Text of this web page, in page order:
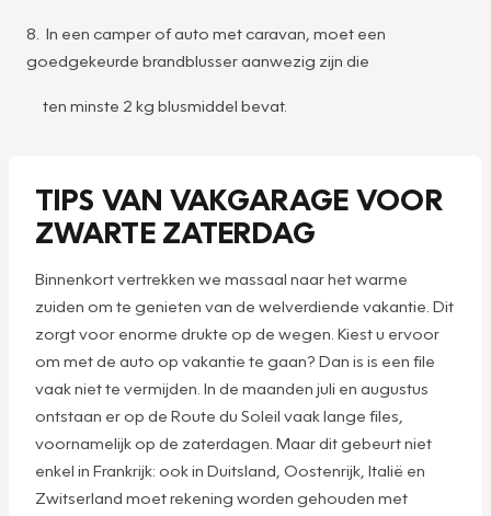
8. In een camper of auto met caravan, moet een
goedgekeurde brandblusser aanwezig zijn die
ten minste 2 kg blusmiddel bevat.
TIPS VAN VAKGARAGE VOOR
ZWARTE ZATERDAG
Binnenkort vertrekken we massaal naar het warme
zuiden om te genieten van de welverdiende vakantie. Dit
zorgt voor enorme drukte op de wegen. Kiest u ervoor
om met de auto op vakantie te gaan? Dan is is een file
vaak niet te vermijden. In de maanden juli en augustus
ontstaan er op de Route du Soleil vaak lange files,
voornamelijk op de zaterdagen. Maar dit gebeurt niet
enkel in Frankrijk: ook in Duitsland, Oostenrijk, Italië en
Zwitserland moet rekening worden gehouden met